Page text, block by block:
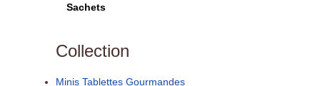
Sachets
Collection
Minis Tablettes Gourmandes